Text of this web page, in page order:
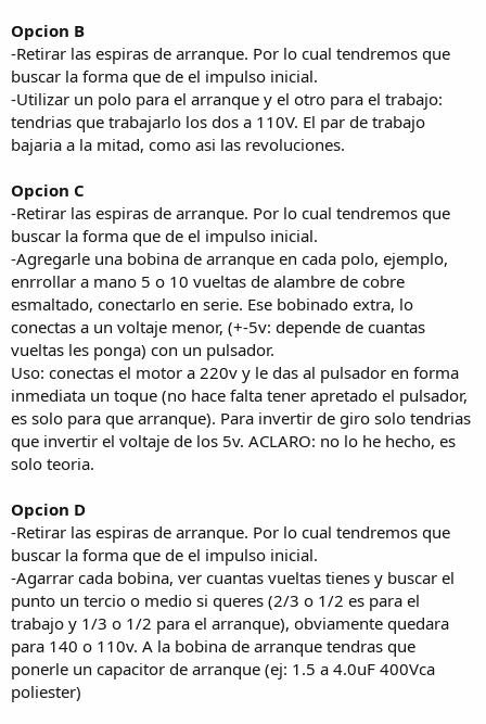
Opcion B
-Retirar las espiras de arranque. Por lo cual tendremos que
buscar la forma que de el impulso inicial.
-Utilizar un polo para el arranque y el otro para el trabajo:
tendrias que trabajarlo los dos a 110V. El par de trabajo
bajaria a la mitad, como asi las revoluciones.
Opcion C
-Retirar las espiras de arranque. Por lo cual tendremos que
buscar la forma que de el impulso inicial.
-Agregarle una bobina de arranque en cada polo, ejemplo,
enrrollar a mano 5 o 10 vueltas de alambre de cobre
esmaltado, conectarlo en serie. Ese bobinado extra, lo
conectas a un voltaje menor, (+-5v: depende de cuantas
vueltas les ponga) con un pulsador.
Uso: conectas el motor a 220v y le das al pulsador en forma
inmediata un toque (no hace falta tener apretado el pulsador,
es solo para que arranque). Para invertir de giro solo tendrias
que invertir el voltaje de los 5v. ACLARO: no lo he hecho, es
solo teoria.
Opcion D
-Retirar las espiras de arranque. Por lo cual tendremos que
buscar la forma que de el impulso inicial.
-Agarrar cada bobina, ver cuantas vueltas tienes y buscar el
punto un tercio o medio si queres (2/3 o 1/2 es para el
trabajo y 1/3 o 1/2 para el arranque), obviamente quedara
para 140 o 110v. A la bobina de arranque tendras que
ponerle un capacitor de arranque (ej: 1.5 a 4.0uF 400Vca
poliester)